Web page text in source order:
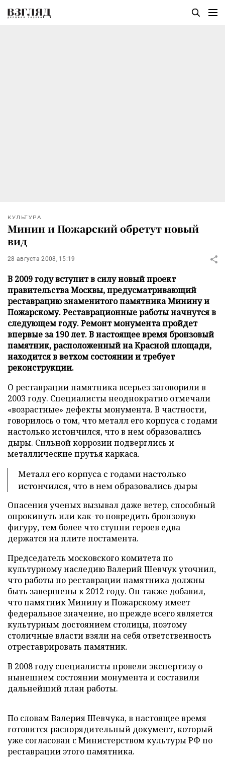
КУЛЬТУРА
Минин и Пожарский обретут новый
вид
28 августа 2008, 15:19
В 2009 году вступит в силу новый проект
правительства Москвы, предусматривающий
реставрацию знаменитого памятника Минину и
Пожарскому. Реставрационные работы начнутся в
следующем году. Ремонт монумента пройдет
впервые за 190 лет. В настоящее время бронзовый
памятник, расположенный на Красной площади,
находится в ветхом состоянии и требует
реконструкции.
О реставрации памятника всерьез заговорили в
2003 году. Специалисты неоднократно отмечали
«возрастные» дефекты монумента. В частности,
говорилось о том, что металл его корпуса с годами
настолько истончился, что в нем образовались
дыры. Сильной коррозии подверглись и
металлические прутья каркаса.
Металл его корпуса с годами настолько
истончился, что в нем образовались дыры
Опасения ученых вызывал даже ветер, способный
опрокинуть или как-то повредить бронзовую
фигуру, тем более что ступни героев едва
держатся на плите постамента.
Председатель московского комитета по
культурному наследию Валерий Шевчук уточнил,
что работы по реставрации памятника должны
быть завершены к 2012 году. Он также добавил,
что памятник Минину и Пожарскому имеет
федеральное значение, но прежде всего является
культурным достоянием столицы, поэтому
столичные власти взяли на себя ответственность
отреставрировать памятник.
В 2008 году специалисты провели экспертизу о
нынешнем состоянии монумента и составили
дальнейший план работы.
По словам Валерия Шевчука, в настоящее время
готовится распорядительный документ, который
уже согласован с Министерством культуры РФ по
реставрации этого памятника.